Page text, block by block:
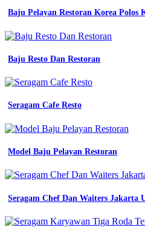
seperti
bahan
yang
untuk
seragam
kerja
yang
cara
membuat
desain
kerja
baik
Baju Pelayan Restoran Korea Polos
Baju Resto Dan Restoran
Seragam Cafe Resto
Model Baju Pelayan Restoran
Seragam Chef Dan Waiters Jakarta